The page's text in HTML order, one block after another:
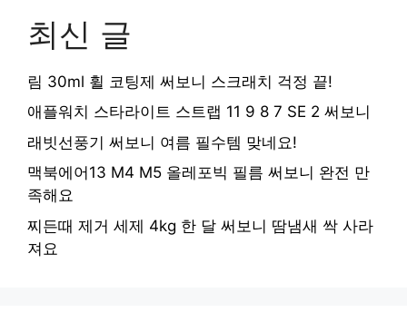
최신 글
림 30ml 휠 코팅제 써보니 스크래치 걱정 끝!
애플워치 스타라이트 스트랩 11 9 8 7 SE 2 써보니
래빗선풍기 써보니 여름 필수템 맞네요!
맥북에어13 M4 M5 올레포빅 필름 써보니 완전 만
족해요
찌든때 제거 세제 4kg 한 달 써보니 땀냄새 싹 사라
져요